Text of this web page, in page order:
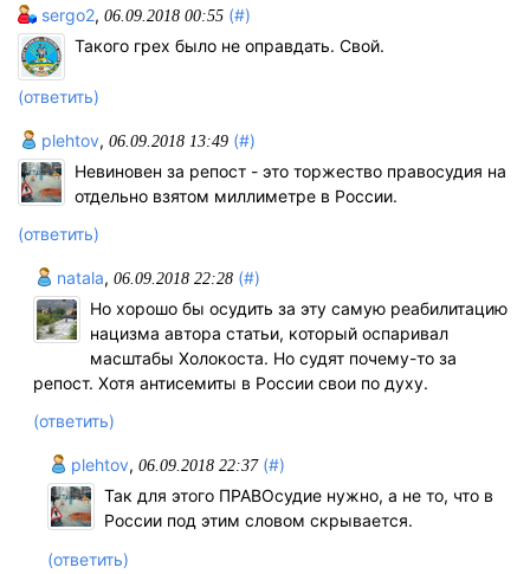
sergo2, 06.09.2018 00:55 (#)
Такого грех было не оправдать. Свой.
(ответить)
plehtov, 06.09.2018 13:49 (#)
Невиновен за репост - это торжество правосудия на
отдельно взятом миллиметре в России.
(ответить)
natala, 06.09.2018 22:28 (#)
Но хорошо бы осудить за эту самую реабилитацию
нацизма автора статьи, который оспаривал
масштабы Холокоста. Но судят почему-то за
репост. Хотя антисемиты в России свои по духу.
(ответить)
plehtov, 06.09.2018 22:37 (#)
Так для этого ПРАВОсудие нужно, а не то, что в
России под этим словом скрывается.
(ответить)